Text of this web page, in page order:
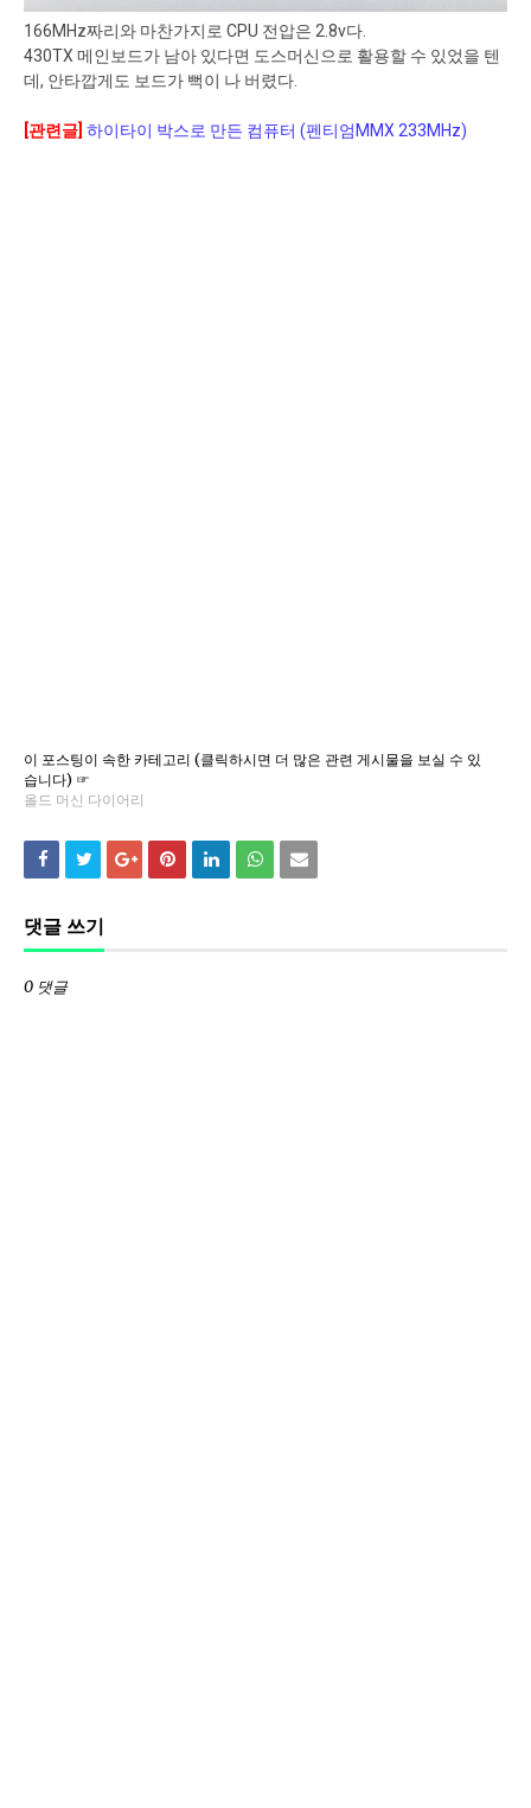
166MHz짜리와 마찬가지로 CPU 전압은 2.8v다.
430TX 메인보드가 남아 있다면 도스머신으로 활용할 수 있었을 텐
데, 안타깝게도 보드가 뻑이 나 버렸다.
[관련글] 하이타이 박스로 만든 컴퓨터 (펜티엄MMX 233MHz)
이 포스팅이 속한 카테고리 (클릭하시면 더 많은 관련 게시물을 보실 수 있
습니다) ☞
올드 머신 다이어리
댓글 쓰기
0 댓글